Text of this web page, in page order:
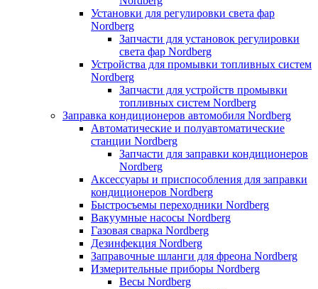
Установки для регулировки света фар
Nordberg
Запчасти для установок регулировки
света фар Nordberg
Устройства для промывки топливных систем
Nordberg
Запчасти для устройств промывки
топливных систем Nordberg
Заправка кондиционеров автомобиля Nordberg
Автоматические и полуавтоматические
станции Nordberg
Запчасти для заправки кондиционеров
Nordberg
Аксессуары и приспособления для заправки
кондиционеров Nordberg
Быстросъемы переходники Nordberg
Вакуумные насосы Nordberg
Газовая сварка Nordberg
Дезинфекция Nordberg
Заправочные шланги для фреона Nordberg
Измерительные приборы Nordberg
Весы Nordberg